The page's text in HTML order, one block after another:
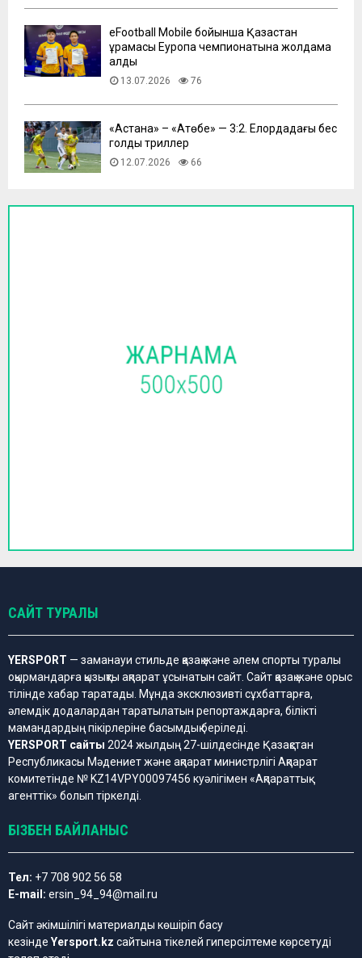
eFootball Mobile бойынша Қазақстан
құрамасы Еуропа чемпионатына жолдама
алды
13.07.2026 76
​«Астана» – «Ақтөбе» — 3:2. Елордадағы бес
голдық триллер
12.07.2026 66
САЙТ ТУРАЛЫ
YERSPORT — заманауи стильде қазақ және әлем спорты туралы
оқырмандарға қызықты ақпарат ұсынатын сайт. Сайт қазақ және орыс
тілінде хабар таратады. Мұнда эксклюзивті сұхбаттарға,
әлемдік додалардан таратылатын репортаждарға, білікті
мамандардың пікірлеріне басымдық беріледі.
YERSPORT сайты 2024 жылдың 27-шілдесінде Қазақстан
Республикасы Мәдениет және ақпарат министрлігі Ақпарат
комитетінде № KZ14VPY00097456 куәлігімен «Ақпараттық
агенттік» болып тіркелді.
БІЗБЕН БАЙЛАНЫС
Тел: +7 708 902 56 58
E-mail: ersin_94_94@mail.ru
Сайт әкімшілігі материалды көшіріп басу
кезінде Yersport.kz сайтына тікелей гиперсілтеме көрсетуді